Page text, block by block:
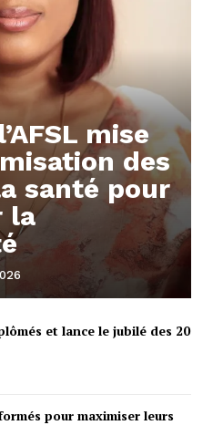
mise
des
santé pour
la
et lance le jubilé des 20
pour maximiser leurs